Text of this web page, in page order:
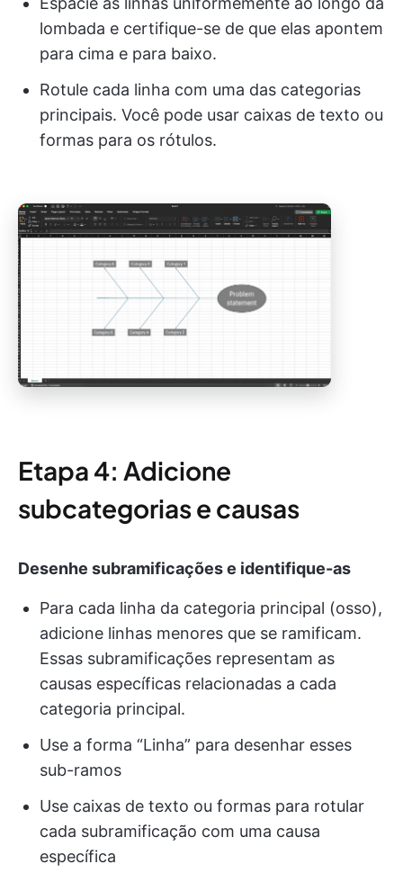
lombada e certifique-se de que elas apontem
para cima e para baixo.
Rotule cada linha com uma das categorias
principais. Você pode usar caixas de texto ou
formas para os rótulos.
Etapa 4: Adicione
subcategorias e causas
Desenhe subramificações e identifique-as
Para cada linha da categoria principal (osso),
adicione linhas menores que se ramificam.
Essas subramificações representam as
causas específicas relacionadas a cada
categoria principal.
Use a forma “Linha” para desenhar esses
sub-ramos
Use caixas de texto ou formas para rotular
cada subramificação com uma causa
específica